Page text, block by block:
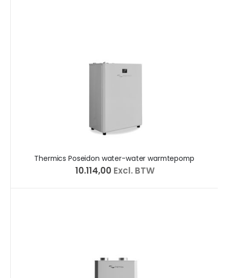
Thermics Poseidon water-water warmtepomp
€ 10.114,00 Excl. BTW